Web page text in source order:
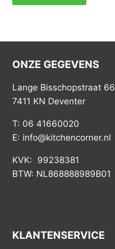
ONZE GEGEVENS
Lange Bisschopstraat 66
7411 KN Deventer
T: 06 41660020
E: info@kitchencorner.nl
KVK: 99238381
BTW: NL868888989B01
KLANTENSERVICE